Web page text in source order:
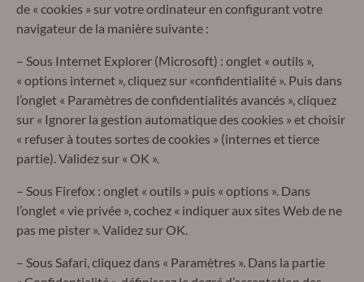
de « cookies » sur votre ordinateur en configurant votre
navigateur de la manière suivante :
– Sous Internet Explorer (Microsoft) : onglet « outils »,
« options internet », cliquez sur «confidentialité ». Puis dans
l’onglet « Paramètres de confidentialités avancés », cliquez
sur « Ignorer la gestion automatique des cookies » et choisir
« refuser à toutes sortes de cookies » (internes et tierce
partie). Validez sur « OK ».
– Sous Firefox : onglet « outils » puis « options ». Dans
l’onglet « vie privée », cochez « indiquer aux sites Web de ne
pas me pister ». Validez sur OK.
– Sous Safari, cliquez dans « Paramètres ». Dans la partie